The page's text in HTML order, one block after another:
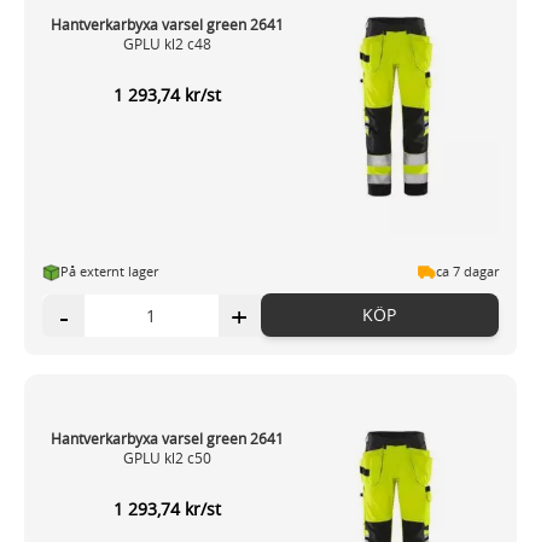
Hantverkarbyxa varsel green 2641
GPLU kl2 c48
1 293,74 kr/st
På externt lager ca 7 dagar
- + KÖP
Hantverkarbyxa varsel green 2641
GPLU kl2 c50
1 293,74 kr/st